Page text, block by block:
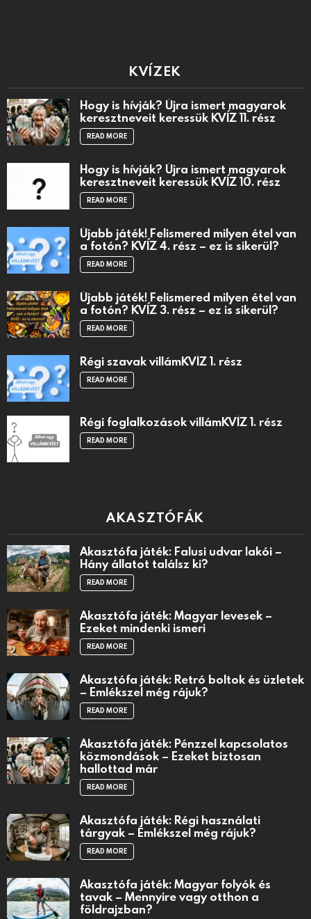
KVÍZEK
Hogy is hívják? Újra ismert magyarok
keresztneveit keressük KVÍZ 11. rész
READ MORE
Hogy is hívják? Újra ismert magyarok
keresztneveit keressük KVÍZ 10. rész
READ MORE
Újabb játék! Felismered milyen étel van
a fotón? KVÍZ 4. rész – ez is sikerül?
READ MORE
Újabb játék! Felismered milyen étel van
a fotón? KVÍZ 3. rész – ez is sikerül?
READ MORE
Régi szavak villámKVÍZ 1. rész
READ MORE
Régi foglalkozások villámKVÍZ 1. rész
READ MORE
AKASZTÓFÁK
Akasztófa játék: Falusi udvar lakói –
Hány állatot találsz ki?
READ MORE
Akasztófa játék: Magyar levesek –
Ezeket mindenki ismeri
READ MORE
Akasztófa játék: Retró boltok és üzletek
– Emlékszel még rájuk?
READ MORE
Akasztófa játék: Pénzzel kapcsolatos
közmondások – Ezeket biztosan
hallottad már
READ MORE
Akasztófa játék: Régi használati
tárgyak – Emlékszel még rájuk?
READ MORE
Akasztófa játék: Magyar folyók és
tavak – Mennyire vagy otthon a
földrajzban?